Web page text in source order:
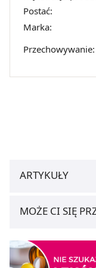
Postać:
Marka:
Przechowywanie:
ARTYKUŁY
MOŻE CI SIĘ